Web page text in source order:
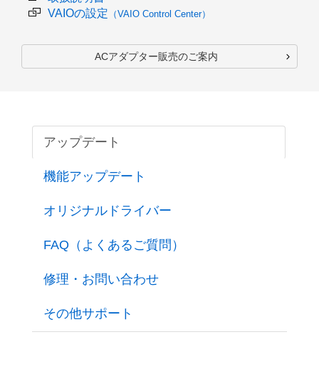
VAIOの設定 （VAIO Control Center）
ACアダプター販売のご案内
アップデート
機能アップデート
オリジナルドライバー
FAQ（よくあるご質問）
修理・お問い合わせ
その他サポート